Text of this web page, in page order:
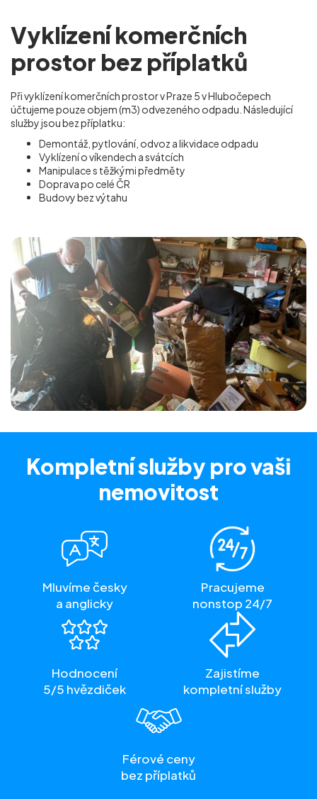
Vyklízení komerčních
prostor bez příplatků
Při vyklízení komerčních prostor v Praze 5 v Hlubočepech
účtujeme pouze objem (m3) odvezeného odpadu. Následující
služby jsou bez příplatku:
Demontáž, pytlování, odvoz a likvidace odpadu
Vyklízení o víkendech a svátcích
Manipulace s těžkými předměty
Doprava po celé ČR
Budovy bez výtahu
Kompletní služby pro vaši
nemovitost
Mluvíme česky
a anglicky
Pracujeme
nonstop 24/7
Hodnocení
5/5 hvězdiček
Zajistíme
kompletní služby
Férové ceny
bez příplatků